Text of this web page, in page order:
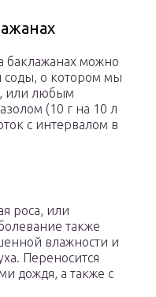
баклажанах можно
соды, о котором мы
или любым
(10 г на 10 л
с интервалом в
роса, или
также
влажности и
Переносится
дождя, а также с